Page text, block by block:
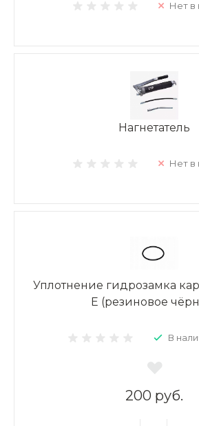
Нет в
Нагнетатель
Нет в
Уплотнение гидрозамка
E (резиновое
В
200 руб.